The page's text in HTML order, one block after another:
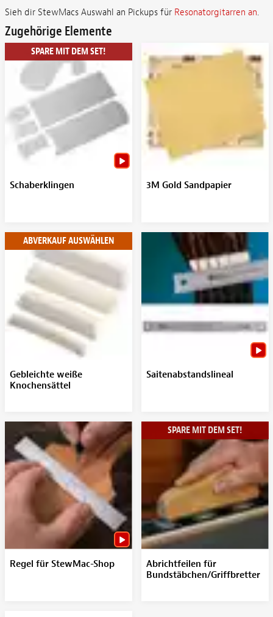
Sieh dir StewMacs Auswahl an Pickups für Resonatorgitarren an.
Zugehörige Elemente
SPARE MIT DEM SET!
Schaberklingen 3M Gold Sandpapier
ABVERKAUF AUSWÄHLEN
Gebleichte weiße
Knochensättel
Saitenabstandslineal
Regel für StewMac-Shop
SPARE MIT DEM SET!
Abrichtfeilen für
Bundstäbchen/Griffbretter